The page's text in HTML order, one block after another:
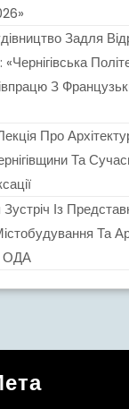
Задля
З
Про
Та
Із
Та
ОДА